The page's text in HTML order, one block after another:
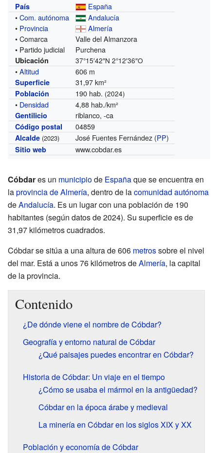
País
España
•Com. autónoma
Andalucía
• Provincia
Almería
• Comarca
Valle del Almanzora
• Partido judicial
Purchena
Ubicación 37°15′42″N 2°12′36″O
•Altitud 606 m
Superficie 31,97 km²
Población 190 hab. (2024)
• Densidad 4,88 hab./km²
Gentilicio riblanco, -ca
Código postal 04859
Alcalde (2023) José Fuentes Fernández (PP)
Sitio web www.cobdar.es
Cóbdares un municipiode Españaque se encuentra en
laprovincia de Almería, dentro de lacomunidad autónoma
deAndalucía. Es un lugar con una población de 190
habitantes (según datos de 2024). Su superficie es de
31,97 kilómetros cuadrados.
Cóbdar se sitúa a una altura de 606 metrossobre el nivel
del mar. Está a unos 76 kilómetros deAlmería, la capital
de la provincia.
Contenido
¿De dónde viene el nombre de Cóbdar?
Geografía y entorno natural de Cóbdar
¿Qué paisajes puedes encontrar en Cóbdar?
Historia de Cóbdar: Un viaje en el tiempo
¿Cómo se usaba el mármol en la antigüedad?
Cóbdar en la época árabe y medieval
La minería en Cóbdar en los siglos XIX y XX
Población y economía de Cóbdar